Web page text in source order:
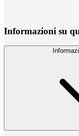
Informazioni su